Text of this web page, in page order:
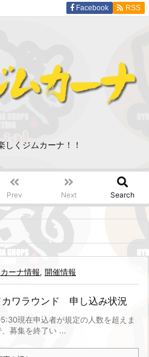
しくジムカーナ！！
Prev Next Search
Facebook RSS
ーナ情報, 開催情報
カワラウンド 申し込み状況
現在申込者が規定の人数を超えま
、募集を終了い ...